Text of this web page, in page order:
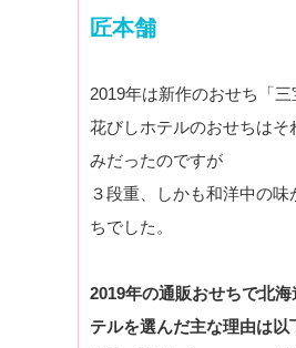
匠本舗
2019年は新作のおせち「三
花びしホテルのおせちはそ
みだったのですが
３段重、しかも和洋中の
ちでした。
2019年の通販おせちで北
テルを選んだ主な理由は以